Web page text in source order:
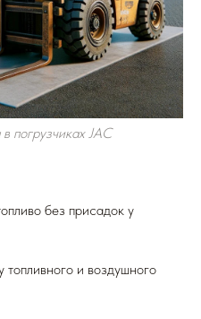
погрузчиках JAC
без присадок у
и воздушного